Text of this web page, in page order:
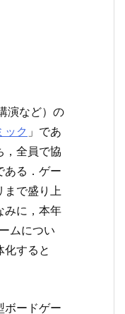
演など）の
ック 」であ
，全員で協
ある．ゲー
まで盛り上
みに，本年
ムについ
すると
ボードゲー